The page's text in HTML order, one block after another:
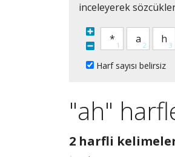
inceleyerek
Harf sayısı belirsiz
"ah"
2 harfli